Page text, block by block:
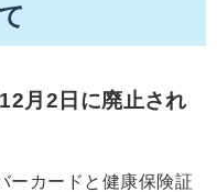
月2日に廃止され
ーカードと健康保険証